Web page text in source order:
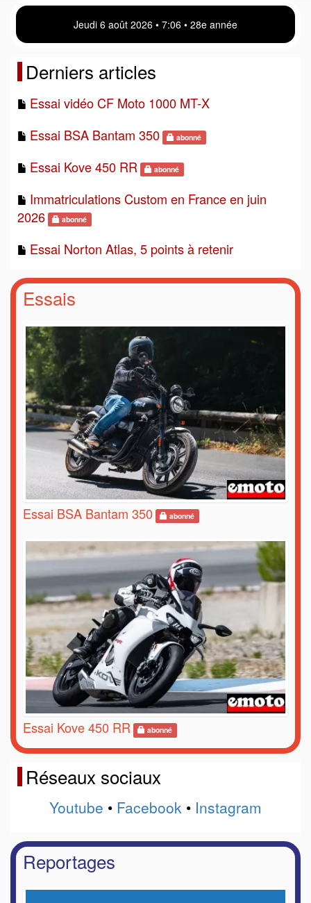
Jeudi 6 août 2026 • 7 06 • 28e année
Derniers articles
Essai vidéo CF Moto 1000 MT-X
Essai BSA Bantam 350
abonné
Essai Kove 450 RR abonné
Immatriculations Custom en France en juin
2026
abonné
Essai Norton Atlas, 5 points à retenir
Essais
Essai BSA Bantam 350 abonné
Essai Kove 450 RR abonné
Réseaux sociaux
Youtube • Facebook • Instagram
Reportages